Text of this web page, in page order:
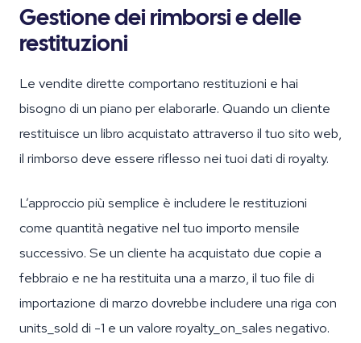
Gestione dei rimborsi e delle
restituzioni
Le vendite dirette comportano restituzioni e hai
bisogno di un piano per elaborarle. Quando un cliente
restituisce un libro acquistato attraverso il tuo sito web,
il rimborso deve essere riflesso nei tuoi dati di royalty.
L’approccio più semplice è includere le restituzioni
come quantità negative nel tuo importo mensile
successivo. Se un cliente ha acquistato due copie a
febbraio e ne ha restituita una a marzo, il tuo file di
importazione di marzo dovrebbe includere una riga con
units_sold di -1 e un valore royalty_on_sales negativo.